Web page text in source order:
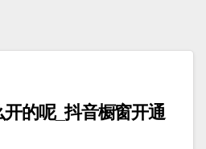
的呢_抖音橱窗开通